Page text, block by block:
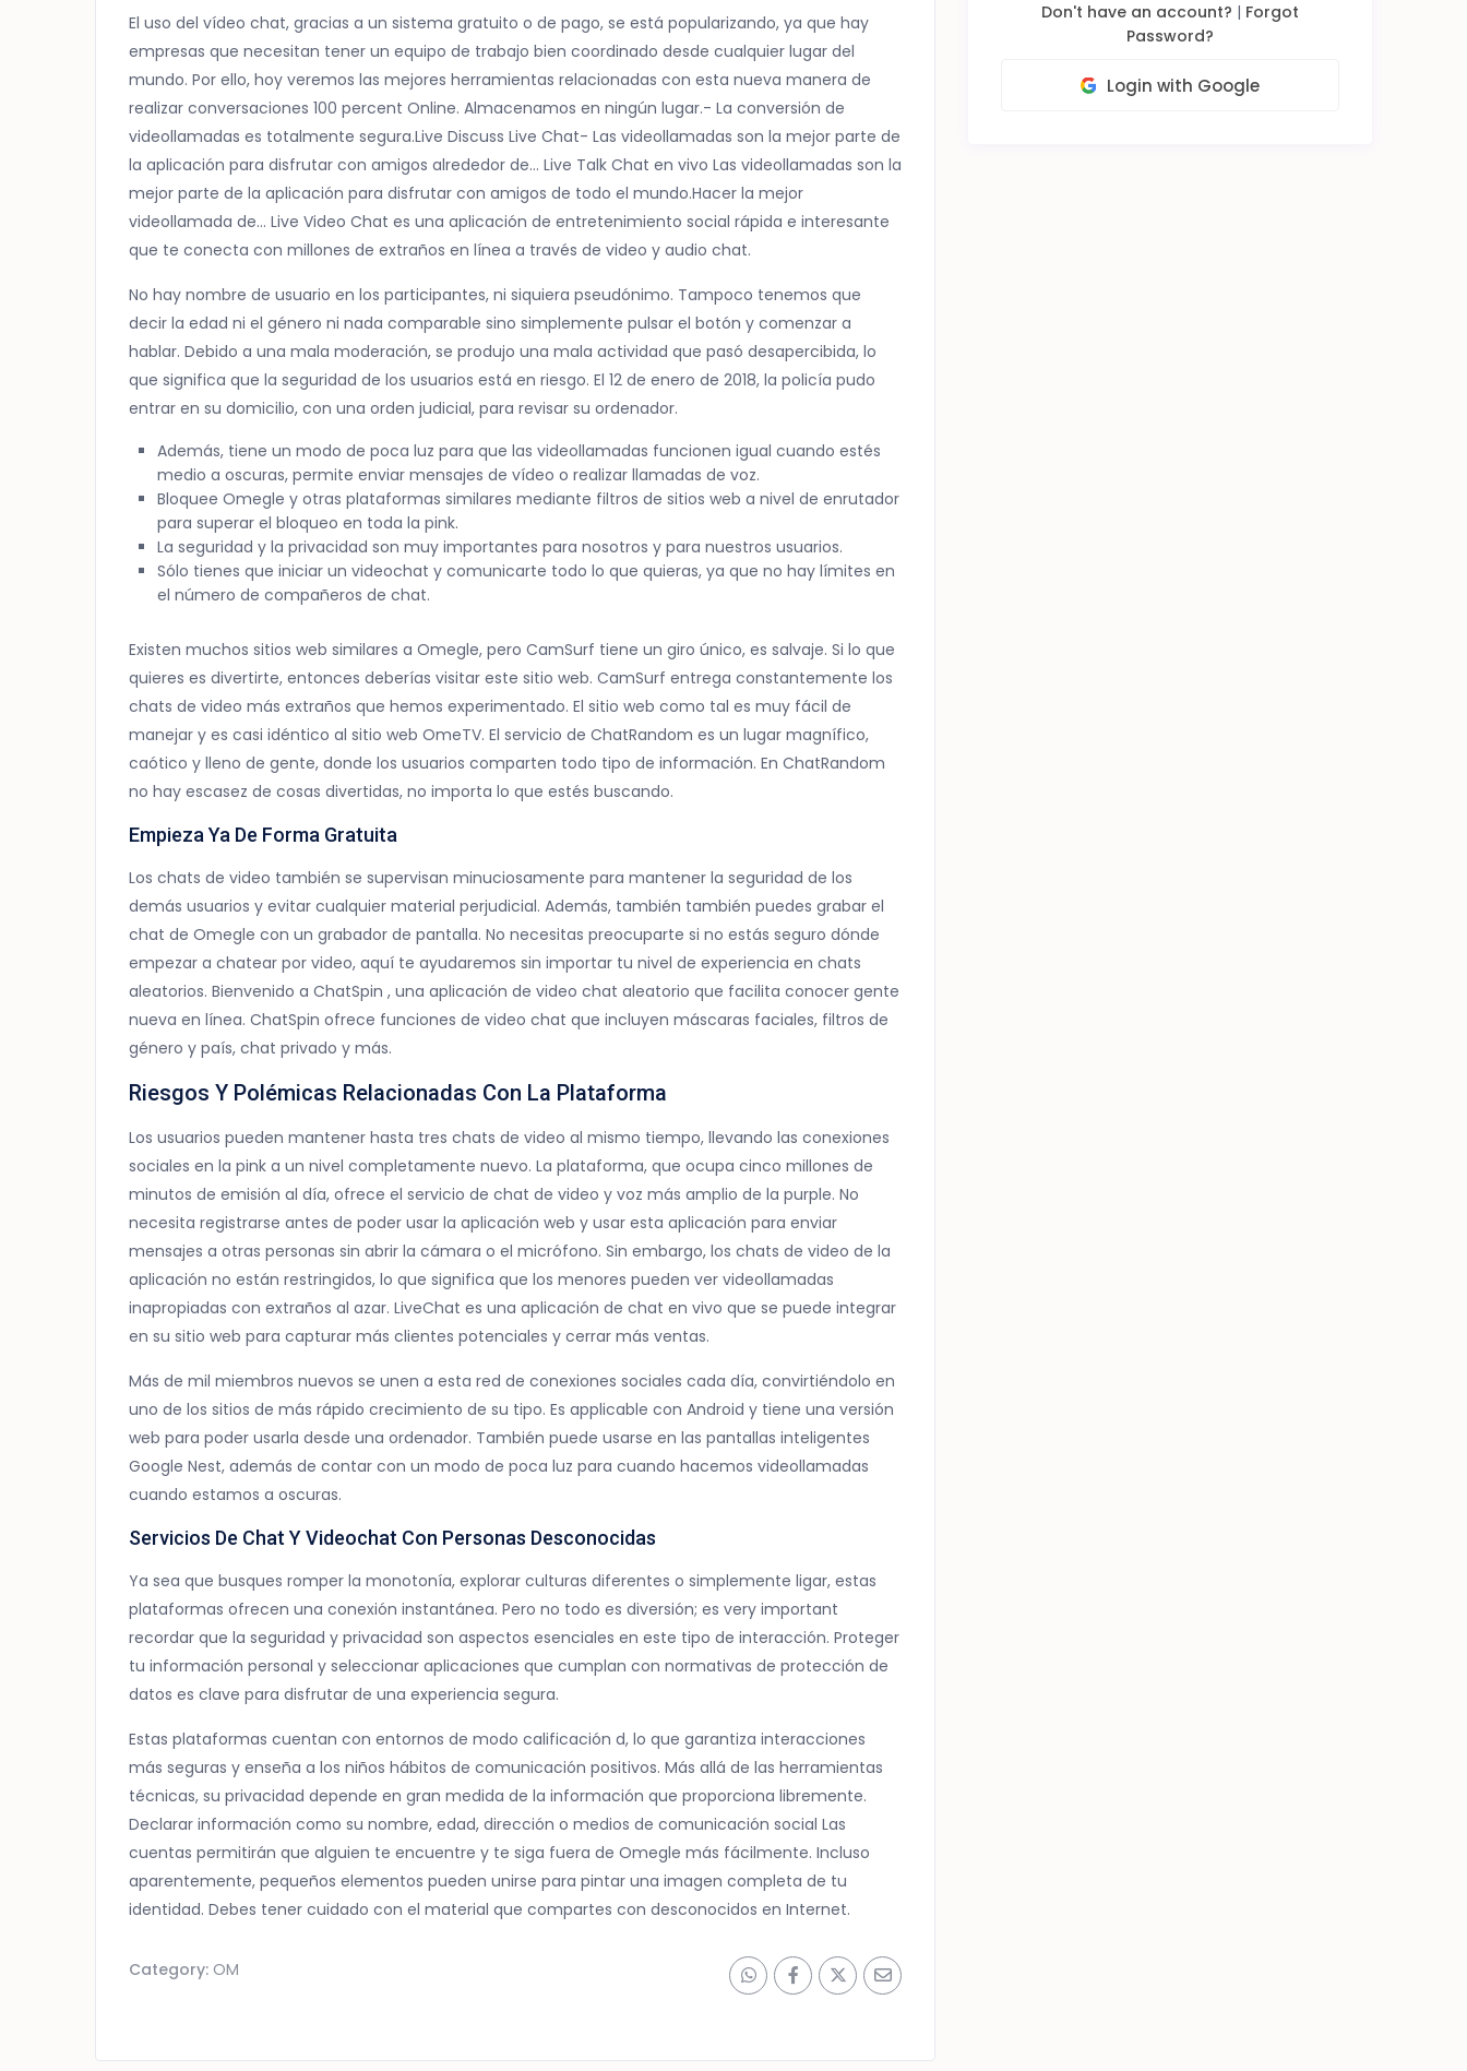
El uso del vídeo chat, gracias a un sistema gratuito o de pago, se está popularizando, ya que hay
empresas que necesitan tener un equipo de trabajo bien coordinado desde cualquier lugar del
mundo. Por ello, hoy veremos las mejores herramientas relacionadas con esta nueva manera de
realizar conversaciones 100 percent Online. Almacenamos en ningún lugar.- La conversión de
videollamadas es totalmente segura.Live Discuss Live Chat- Las videollamadas son la mejor parte de
la aplicación para disfrutar con amigos alrededor de… Live Talk Chat en vivo Las videollamadas son la
mejor parte de la aplicación para disfrutar con amigos de todo el mundo.Hacer la mejor
videollamada de… Live Video Chat es una aplicación de entretenimiento social rápida e interesante
que te conecta con millones de extraños en línea a través de video y audio chat.
No hay nombre de usuario en los participantes, ni siquiera pseudónimo. Tampoco tenemos que
decir la edad ni el género ni nada comparable sino simplemente pulsar el botón y comenzar a
hablar. Debido a una mala moderación, se produjo una mala actividad que pasó desapercibida, lo
que significa que la seguridad de los usuarios está en riesgo. El 12 de enero de 2018, la policía pudo
entrar en su domicilio, con una orden judicial, para revisar su ordenador.
Además, tiene un modo de poca luz para que las videollamadas funcionen igual cuando estés
medio a oscuras, permite enviar mensajes de vídeo o realizar llamadas de voz.
Bloquee Omegle y otras plataformas similares mediante filtros de sitios web a nivel de enrutador
para superar el bloqueo en toda la pink.
La seguridad y la privacidad son muy importantes para nosotros y para nuestros usuarios.
Sólo tienes que iniciar un videochat y comunicarte todo lo que quieras, ya que no hay límites en
el número de compañeros de chat.
Existen muchos sitios web similares a Omegle, pero CamSurf tiene un giro único, es salvaje. Si lo que
quieres es divertirte, entonces deberías visitar este sitio web. CamSurf entrega constantemente los
chats de video más extraños que hemos experimentado. El sitio web como tal es muy fácil de
manejar y es casi idéntico al sitio web OmeTV. El servicio de ChatRandom es un lugar magnífico,
caótico y lleno de gente, donde los usuarios comparten todo tipo de información. En ChatRandom
no hay escasez de cosas divertidas, no importa lo que estés buscando.
Empieza Ya De Forma Gratuita
Los chats de video también se supervisan minuciosamente para mantener la seguridad de los
demás usuarios y evitar cualquier material perjudicial. Además, también también puedes grabar el
chat de Omegle con un grabador de pantalla. No necesitas preocuparte si no estás seguro dónde
empezar a chatear por video, aquí te ayudaremos sin importar tu nivel de experiencia en chats
aleatorios. Bienvenido a ChatSpin , una aplicación de video chat aleatorio que facilita conocer gente
nueva en línea. ChatSpin ofrece funciones de video chat que incluyen máscaras faciales, filtros de
género y país, chat privado y más.
Riesgos Y Polémicas Relacionadas Con La Plataforma
Los usuarios pueden mantener hasta tres chats de video al mismo tiempo, llevando las conexiones
sociales en la pink a un nivel completamente nuevo. La plataforma, que ocupa cinco millones de
minutos de emisión al día, ofrece el servicio de chat de video y voz más amplio de la purple. No
necesita registrarse antes de poder usar la aplicación web y usar esta aplicación para enviar
mensajes a otras personas sin abrir la cámara o el micrófono. Sin embargo, los chats de video de la
aplicación no están restringidos, lo que significa que los menores pueden ver videollamadas
inapropiadas con extraños al azar. LiveChat es una aplicación de chat en vivo que se puede integrar
en su sitio web para capturar más clientes potenciales y cerrar más ventas.
Más de mil miembros nuevos se unen a esta red de conexiones sociales cada día, convirtiéndolo en
uno de los sitios de más rápido crecimiento de su tipo. Es applicable con Android y tiene una versión
web para poder usarla desde una ordenador. También puede usarse en las pantallas inteligentes
Google Nest, además de contar con un modo de poca luz para cuando hacemos videollamadas
cuando estamos a oscuras.
Servicios De Chat Y Videochat Con Personas Desconocidas
Ya sea que busques romper la monotonía, explorar culturas diferentes o simplemente ligar, estas
plataformas ofrecen una conexión instantánea. Pero no todo es diversión; es very important
recordar que la seguridad y privacidad son aspectos esenciales en este tipo de interacción. Proteger
tu información personal y seleccionar aplicaciones que cumplan con normativas de protección de
datos es clave para disfrutar de una experiencia segura.
Estas plataformas cuentan con entornos de modo calificación d, lo que garantiza interacciones
más seguras y enseña a los niños hábitos de comunicación positivos. Más allá de las herramientas
técnicas, su privacidad depende en gran medida de la información que proporciona libremente.
Declarar información como su nombre, edad, dirección o medios de comunicación social Las
cuentas permitirán que alguien te encuentre y te siga fuera de Omegle más fácilmente. Incluso
aparentemente, pequeños elementos pueden unirse para pintar una imagen completa de tu
identidad. Debes tener cuidado con el material que compartes con desconocidos en Internet.
Category: OM
Don't have an account? | Forgot
Password?
Login with Google